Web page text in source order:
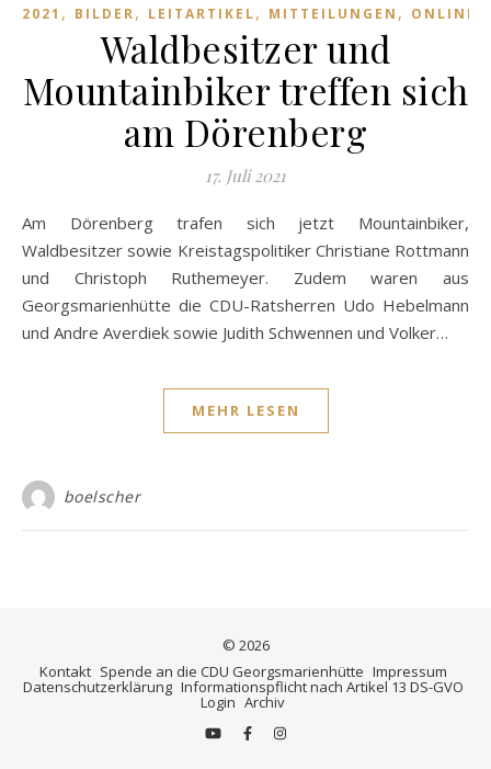
2021 , BILDER, LEITARTIKEL, MITTEILUNGEN , ONLINE
Waldbesitzer und
Mountainbiker treffen sich
am Dörenberg
17. Juli 2021
Am Dörenberg trafen sich jetzt Mountainbiker,
Waldbesitzer sowie Kreistagspolitiker Christiane Rottmann
und Christoph Ruthemeyer. Zudem waren aus
Georgsmarienhütte die CDU-Ratsherren Udo Hebelmann
und Andre Averdiek sowie Judith Schwennen und Volker…
MEHR LESEN
boelscher
© 2026
Kontakt Spende an die CDU Georgsmarienhütte Impressum
Datenschutzerklärung Informationspflicht nach Artikel 13 DS-GVO
Login Archiv